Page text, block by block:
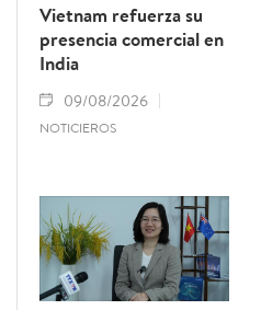
Vietnam refuerza su
presencia comercial en
India
09/08/2026
NOTICIEROS